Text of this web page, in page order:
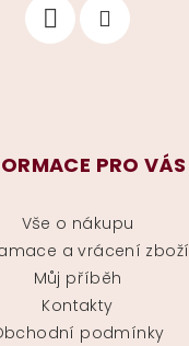
PRO VÁS
Vše o nákupu
a vrácení zboží
Můj příběh
Kontakty
podmínky